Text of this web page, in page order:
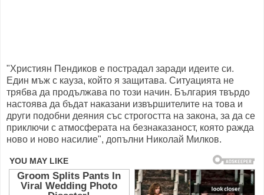
"Християн Пендиков е пострадал заради идеите си.
Един мъж с кауза, който я защитава. Ситуацията не
трябва да продължава по този начин. България твърдо
настоява да бъдат наказани извършителите на това и
други подобни деяния със строгостта на закона, за да се
приключи с атмосферата на безнаказаност, която ражда
ново и ново насилие", допълни Николай Милков.